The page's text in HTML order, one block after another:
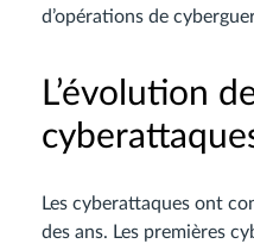
d’opérations de
L’évolution
Les cyberattaques ont
des ans. Les premières